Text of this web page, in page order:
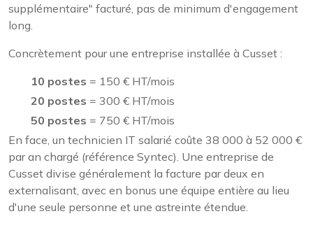
supplémentaire" facturé, pas de minimum d'engagement
long.
Concrètement pour une entreprise installée à Cusset :
10 postes = 150 € HT/mois
20 postes = 300 € HT/mois
50 postes = 750 € HT/mois
En face, un technicien IT salarié coûte 38 000 à 52 000 €
par an chargé (référence Syntec). Une entreprise de
Cusset divise généralement la facture par deux en
externalisant, avec en bonus une équipe entière au lieu
d'une seule personne et une astreinte étendue.